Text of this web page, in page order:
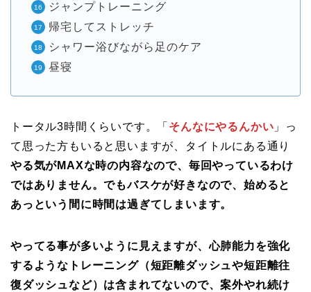
ジャンプトレーニング
帰宅してストレッチ
シャワー浴びながら足のケア
昼寝
トータル3時間くらいです。「 そんなにやるんかい 」っ
て思った方もいると思いますが、タイトルにある通り
やる気がMAXな時の内容なので、毎回やっているわけ
ではありません。でもバスケが好きなので、始めると
あっという間に時間は過ぎてしまいます。
やってる事が多いように見えますが、心肺能力を強化
するようなトレーニング（短距離ダッシュや短距離往
復ダッシュなど）は含まれてないので、案外やれ続け